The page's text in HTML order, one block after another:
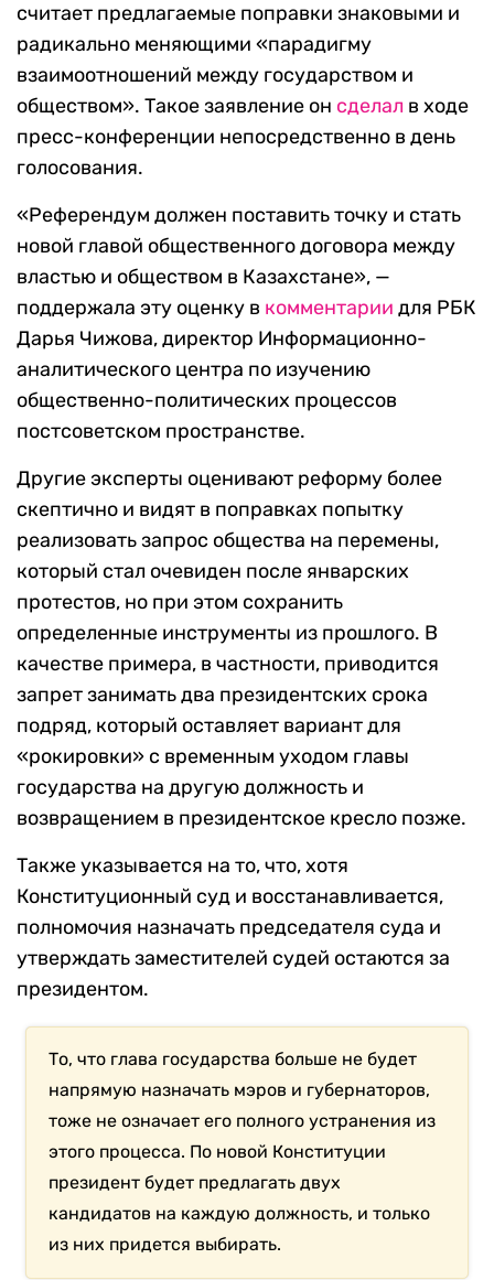
считает предлагаемые поправки знаковыми и
радикально меняющими «парадигму
взаимоотношений между государством и
обществом». Такое заявление он сделал в ходе
пресс-конференции непосредственно в день
голосования.
«Референдум должен поставить точку и стать
новой главой общественного договора между
властью и обществом в Казахстане», —
поддержала эту оценку в комментарии для РБК
Дарья Чижова, директор Информационно-
аналитического центра по изучению
общественно-политических процессов
постсоветском пространстве.
Другие эксперты оценивают реформу более
скептично и видят в поправках попытку
реализовать запрос общества на перемены,
который стал очевиден после январских
протестов, но при этом сохранить
определенные инструменты из прошлого. В
качестве примера, в частности, приводится
запрет занимать два президентских срока
подряд, который оставляет вариант для
«рокировки» с временным уходом главы
государства на другую должность и
возвращением в президентское кресло позже.
Также указывается на то, что, хотя
Конституционный суд и восстанавливается,
полномочия назначать председателя суда и
утверждать заместителей судей остаются за
президентом.
То, что глава государства больше не будет
напрямую назначать мэров и губернаторов,
тоже не означает его полного устранения из
этого процесса. По новой Конституции
президент будет предлагать двух
кандидатов на каждую должность, и только
из них придется выбирать.